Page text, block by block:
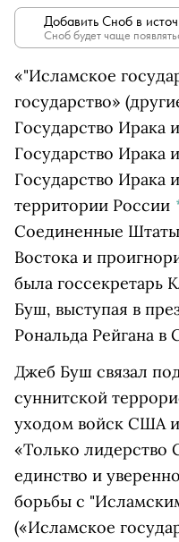
Добавить Сноб в
Сноб будет чаще
«"Исламское
государство»
Государство Ирака
Государство Ирака
Государство Ирака
территории России
Соединенные
Востока и
была госсекретарь
Буш, выступая в
Рональда Рейгана
Джеб Буш связал
суннитской
уходом войск США
«Только лидерство
единство и
борьбы с "
(«Исламское